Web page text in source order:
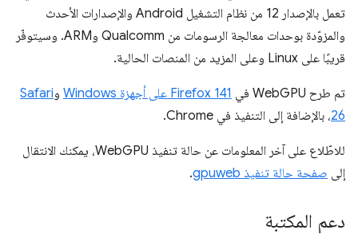
تعمل بالإصدار 12 من نظام التشغيل Android والإصدارات الأحدث
والمزوّدة بوحدات معالجة الرسومات من Qualcomm وARM. وسيتوفّر
قريبًا على Linux وعلى المزيد من المنصات الحالية.
تم طرح WebGPU في Firefox 141 على أجهزة Windows وSafari
26، بالإضافة إلى التنفيذ في Chrome.
للاطّلاع على آخر المعلومات عن حالة تنفيذ WebGPU، يمكنك الانتقال
إلى صفحة حالة تنفيذ gpuweb .
دعم المكتبة